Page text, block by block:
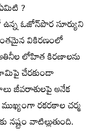
?
ఓజోన్‌పొర సూర్యుని
వికిరణంలో
లోహిత కిరణాలను
చేరకుండా
జీవరాశులపై అనేక
రకరకాల చర్మ
నష్టం వాటిల్లుతుంది.